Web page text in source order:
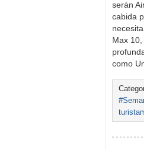
serán
cabida
Max
como